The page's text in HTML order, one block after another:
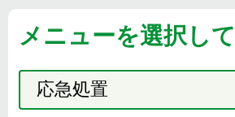
メニューを選択し
応急処置